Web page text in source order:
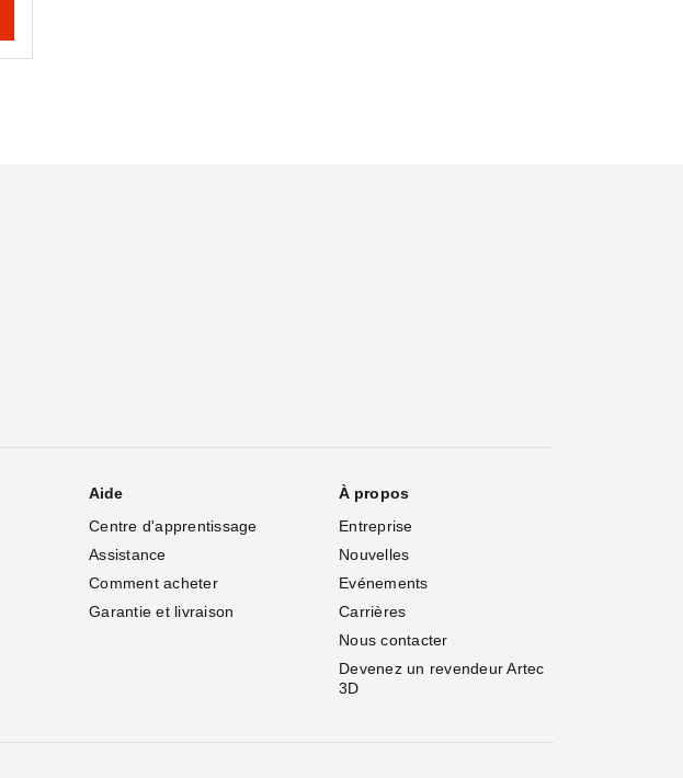
Aide
Centre d'apprentissage
Assistance
Comment acheter
Garantie et livraison
À propos
Entreprise
Nouvelles
Evénements
Carrières
Nous contacter
Devenez un revendeur Artec
3D